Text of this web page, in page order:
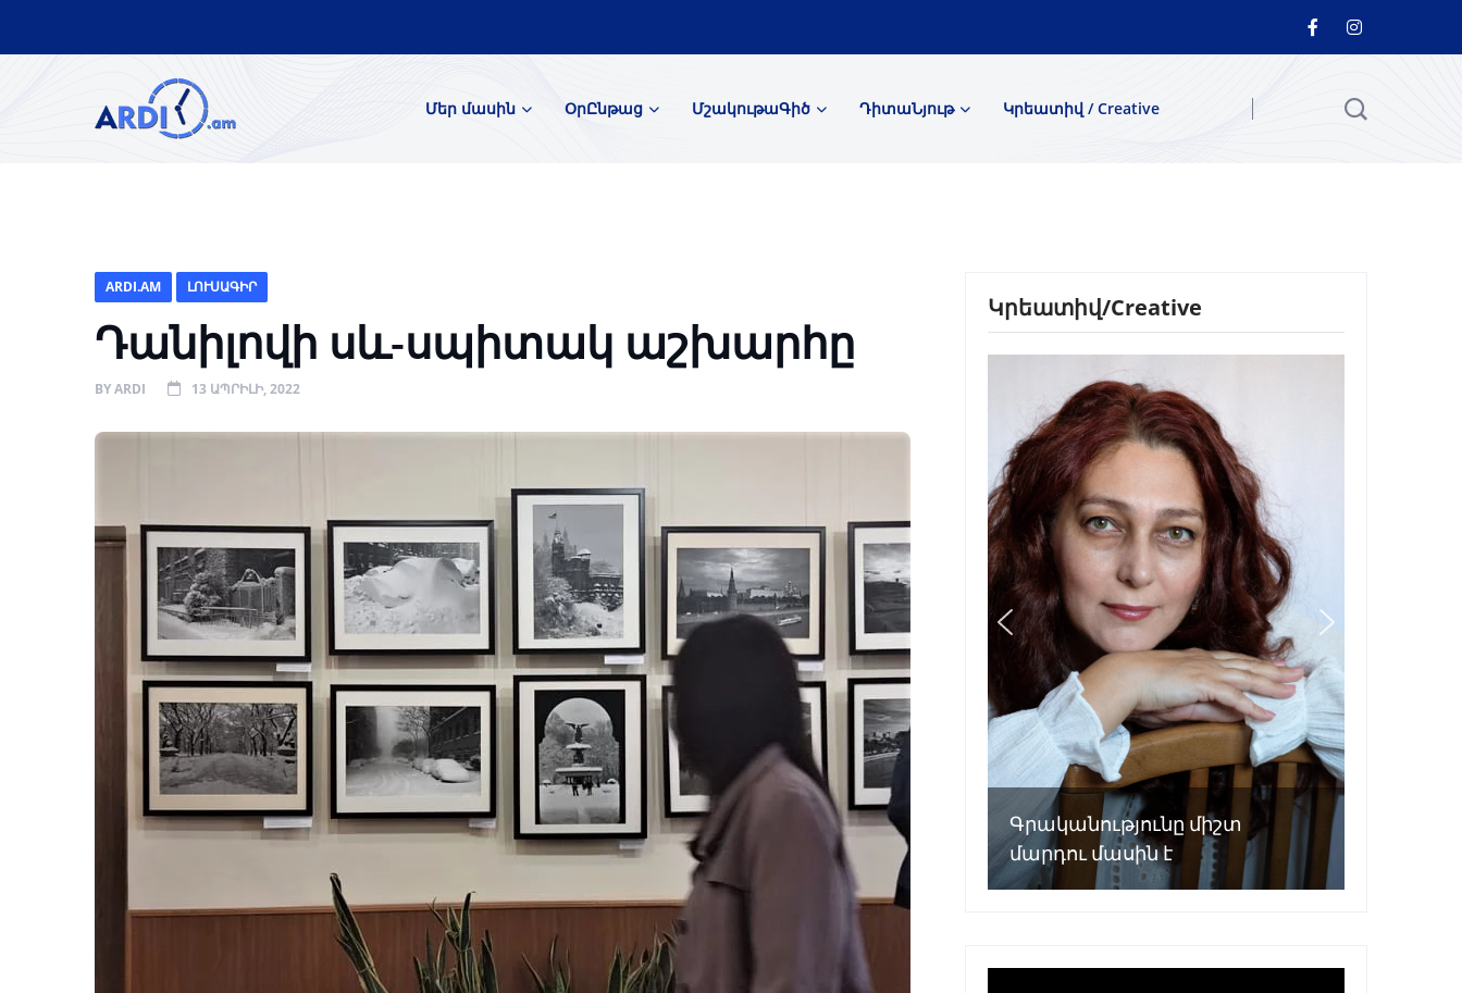
Մեր մասին ՕրԸնթաց ՄշակութաԳիծ ԴիտաՆյութ Կրեատիվ / Creative
ARDI.AM ԼՈՒՍԱԳԻՐ
Դանիլովի սև-սպիտակ աշխարհը
BYARDI 13 ԱՊՐԻԼԻ, 2022
Կրեատիվ/Creative
Գրականությունը միշտ
մարդու մասին է